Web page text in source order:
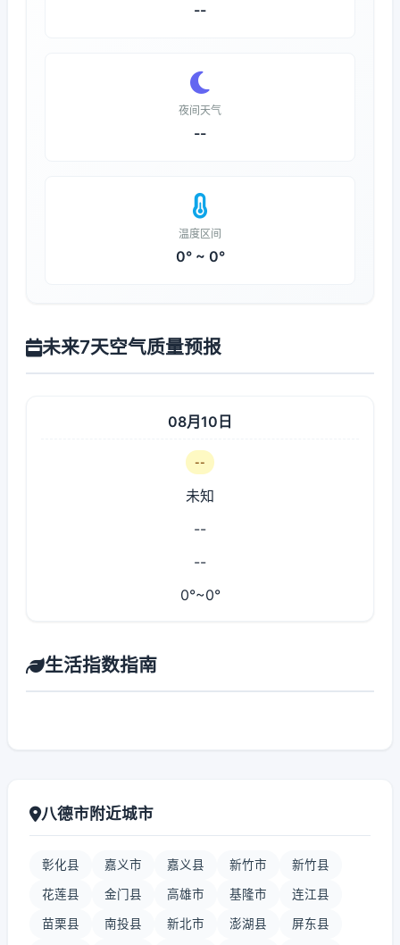
--
夜间天气
--
温度区间
0° ~ 0°
未来7天空气质量预报
08月10日
--
未知
--
--
0°~0°
生活指数指南
八德市附近城市
彰化县 嘉义市 嘉义县 新竹市 新竹县
花莲县 金门县 高雄市 基隆市 连江县
苗栗县 南投县 新北市 澎湖县 屏东县